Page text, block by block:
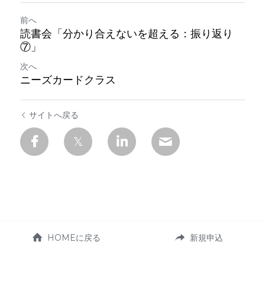
前へ
読書会「分かり合えないを超える：振り返り
⑦」
次へ
ニーズカードクラス
サイトへ戻る
HOMEに戻る 新規申込